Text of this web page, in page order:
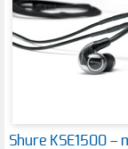
Shure KSE1500 –